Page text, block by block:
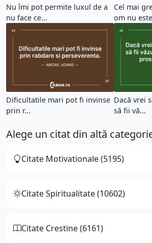
Nu îmi pot permite luxul de a
nu face ce...
Cel mai
om nu
Dificultatile mari pot fi invinse
prin r...
Dacă vrei
să fii vă...
Alege un citat din altă
Citate Motivationale (5195)
Citate Spiritualitate (10602)
Citate Crestine (6161)